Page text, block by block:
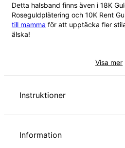
Visa mer
Detta halsband finns även i 18K
Roseguldplätering och 10K Rent
till mamma för att upptäcka fler
älska!
Instruktioner
arabiska. Se till att din text
Information